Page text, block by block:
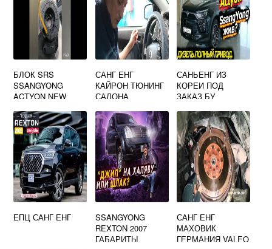
БЛОК SRS
SSANGYONG
ACTYON NEW
САНГ ЕНГ
КАЙРОН ТЮНИНГ
САЛОНА
САНЬЕНГ ИЗ
КОРЕИ ПОД
ЗАКАЗ БУ
ЕПЦ САНГ ЕНГ
SSANGYONG
REXTON 2007
ГАБАРИТЫ
САНГ ЕНГ
МАХОВИК
ГЕРМАНИЯ VALEO